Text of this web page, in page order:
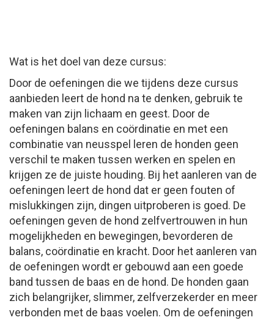
Wat is het doel van deze cursus:
Door de oefeningen die we tijdens deze cursus
aanbieden leert de hond na te denken, gebruik te
maken van zijn lichaam en geest. Door de
oefeningen balans en coördinatie en met een
combinatie van neusspel leren de honden geen
verschil te maken tussen werken en spelen en
krijgen ze de juiste houding. Bij het aanleren van de
oefeningen leert de hond dat er geen fouten of
mislukkingen zijn, dingen uitproberen is goed. De
oefeningen geven de hond zelfvertrouwen in hun
mogelijkheden en bewegingen, bevorderen de
balans, coördinatie en kracht. Door het aanleren van
de oefeningen wordt er gebouwd aan een goede
band tussen de baas en de hond. De honden gaan
zich belangrijker, slimmer, zelfverzekerder en meer
verbonden met de baas voelen. Om de oefeningen